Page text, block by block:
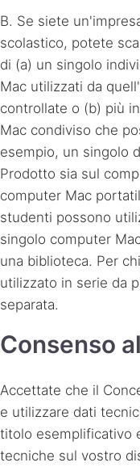
B. Se siete
scolastico, potete
di (a) un singolo
Mac utilizzati da
controllate o (b) più
Mac condiviso che
esempio, un singolo
Prodotto sia sul
computer Mac
studenti possono
singolo computer
una biblioteca. Per
utilizzato in serie da
separata.
Consenso
Accettate che il
e utilizzare dati
titolo esemplificativo
tecniche sul vostro